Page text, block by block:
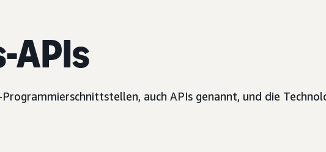
APIs
auch APIs genannt, und die